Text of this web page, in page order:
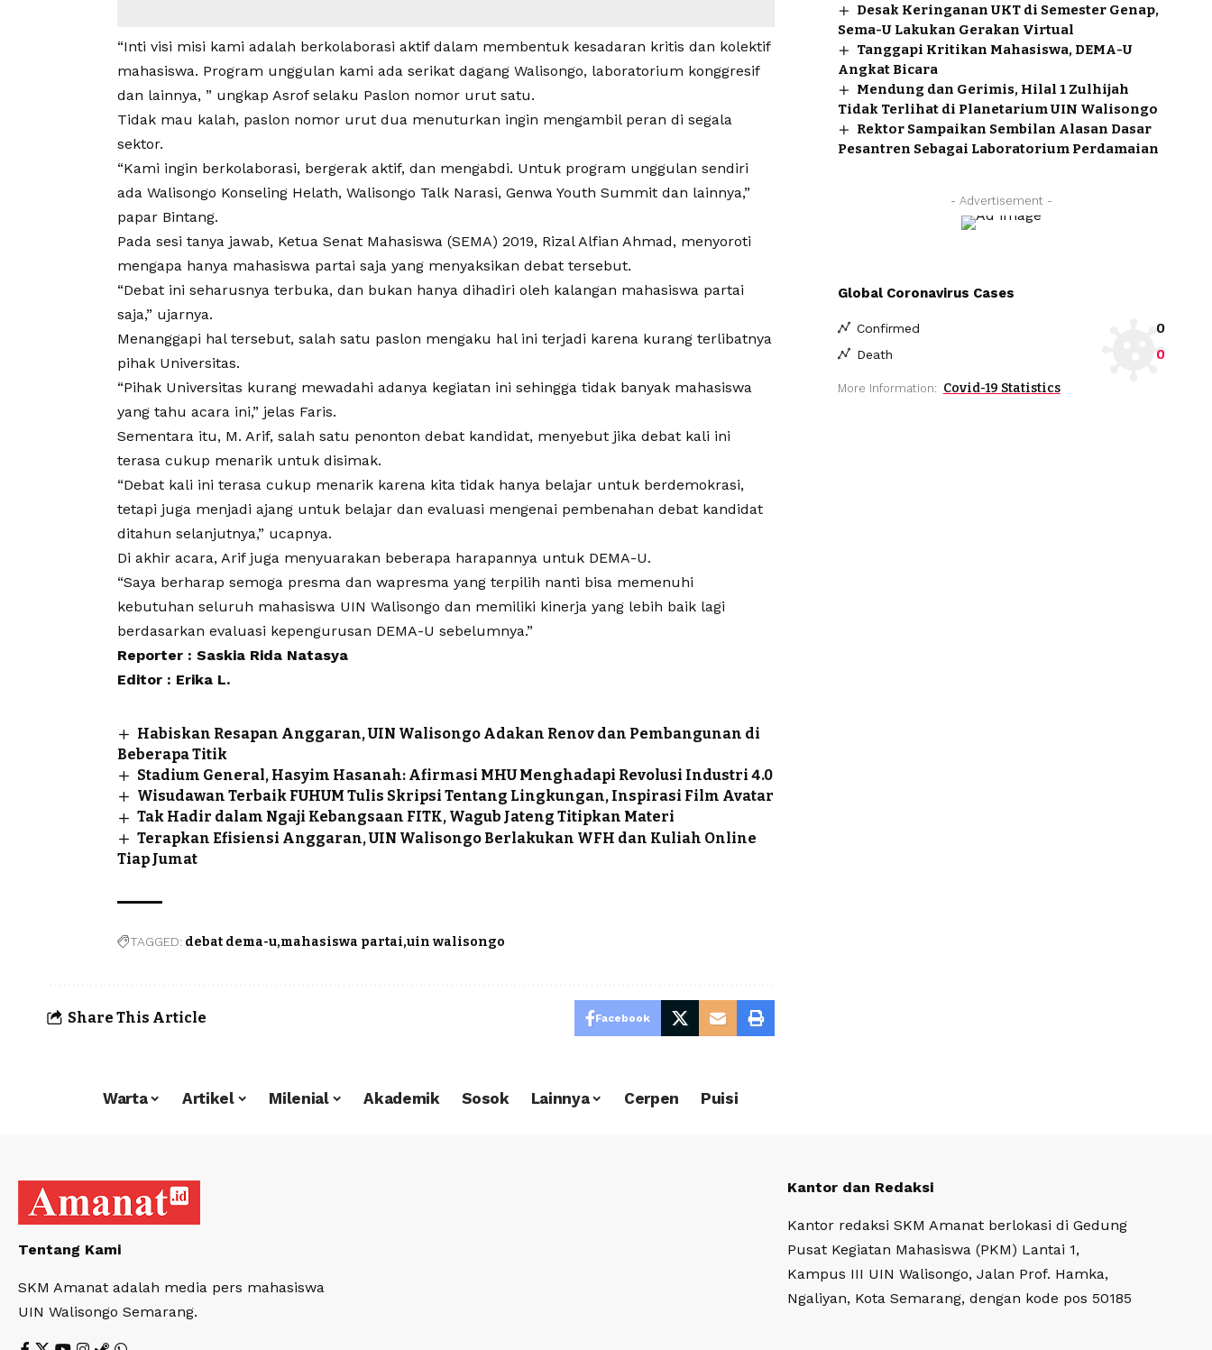
“Inti visi misi kami adalah berkolaborasi aktif dalam membentuk kesadaran kritis dan kolektif
mahasiswa. Program unggulan kami ada serikat dagang Walisongo, laboratorium konggresif
dan lainnya, ” ungkap Asrof selaku Paslon nomor urut satu.
Tidak mau kalah, paslon nomor urut dua menuturkan ingin mengambil peran di segala
sektor.
“Kami ingin berkolaborasi, bergerak aktif, dan mengabdi. Untuk program unggulan sendiri
ada Walisongo Konseling Helath, Walisongo Talk Narasi, Genwa Youth Summit dan lainnya,”
papar Bintang.
Pada sesi tanya jawab, Ketua Senat Mahasiswa (SEMA) 2019, Rizal Alfian Ahmad, menyoroti
mengapa hanya mahasiswa partai saja yang menyaksikan debat tersebut.
“Debat ini seharusnya terbuka, dan bukan hanya dihadiri oleh kalangan mahasiswa partai
saja,” ujarnya.
Menanggapi hal tersebut, salah satu paslon mengaku hal ini terjadi karena kurang terlibatnya
pihak Universitas.
“Pihak Universitas kurang mewadahi adanya kegiatan ini sehingga tidak banyak mahasiswa
yang tahu acara ini,” jelas Faris.
Sementara itu, M. Arif, salah satu penonton debat kandidat, menyebut jika debat kali ini
terasa cukup menarik untuk disimak.
“Debat kali ini terasa cukup menarik karena kita tidak hanya belajar untuk berdemokrasi,
tetapi juga menjadi ajang untuk belajar dan evaluasi mengenai pembenahan debat kandidat
ditahun selanjutnya,” ucapnya.
Di akhir acara, Arif juga menyuarakan beberapa harapannya untuk DEMA-U.
“Saya berharap semoga presma dan wapresma yang terpilih nanti bisa memenuhi
kebutuhan seluruh mahasiswa UIN Walisongo dan memiliki kinerja yang lebih baik lagi
berdasarkan evaluasi kepengurusan DEMA-U sebelumnya.”
Reporter : Saskia Rida Natasya
Editor : Erika L.
Habiskan Resapan Anggaran, UIN Walisongo Adakan Renov dan Pembangunan di
Beberapa Titik
Stadium General, Hasyim Hasanah: Afirmasi MHU Menghadapi Revolusi Industri 4.0
Wisudawan Terbaik FUHUM Tulis Skripsi Tentang Lingkungan, Inspirasi Film Avatar
Tak Hadir dalam Ngaji Kebangsaan FITK, Wagub Jateng Titipkan Materi
Terapkan Efisiensi Anggaran, UIN Walisongo Berlakukan WFH dan Kuliah Online
Tiap Jumat
TAGGED: debat dema-u mahasiswa partai uin walisongo
Share This Article Facebook
Desak Keringanan UKT di Semester Genap,
Sema-U Lakukan Gerakan Virtual
Tanggapi Kritikan Mahasiswa, DEMA-U
Angkat Bicara
Mendung dan Gerimis, Hilal 1 Zulhijah
Tidak Terlihat di Planetarium UIN Walisongo
Rektor Sampaikan Sembilan Alasan Dasar
Pesantren Sebagai Laboratorium Perdamaian
- Advertisement -
Global Coronavirus Cases
Confirmed 0
Death 0
More Information: Covid-19 Statistics
Warta Artikel Milenial Akademik Sosok Lainnya Cerpen Puisi
Tentang Kami
SKM Amanat adalah media pers mahasiswa
UIN Walisongo Semarang.
Kantor dan Redaksi
Kantor redaksi SKM Amanat berlokasi di Gedung
Pusat Kegiatan Mahasiswa (PKM) Lantai 1,
Kampus III UIN Walisongo, Jalan Prof. Hamka,
Ngaliyan, Kota Semarang, dengan kode pos 50185